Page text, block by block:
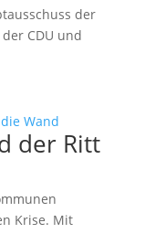
der
CDU und
der Ritt
Krise. Mit